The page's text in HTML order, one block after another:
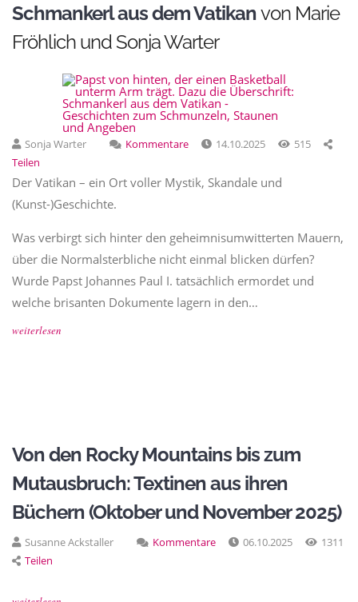
Schmankerl aus dem Vatikanvon Marie
Fröhlich und Sonja Warter
Sonja Warter Kommentare 14.10.2025
515
Teilen
Der Vatikan – ein Ort voller Mystik, Skandale und
(Kunst-)Geschichte.
Was verbirgt sich hinter den geheimnisumwitterten Mauern,
über die Normalsterbliche nicht einmal blicken dürfen?
Wurde Papst Johannes Paul I. tatsächlich ermordet und
welche brisanten Dokumente lagern in den…
weiterlesen
Von den Rocky Mountains bis zum
Mutausbruch: Textinen aus ihren
Büchern (Oktober und November 2025)
Susanne Ackstaller Kommentare 06.10.2025
1311
Teilen